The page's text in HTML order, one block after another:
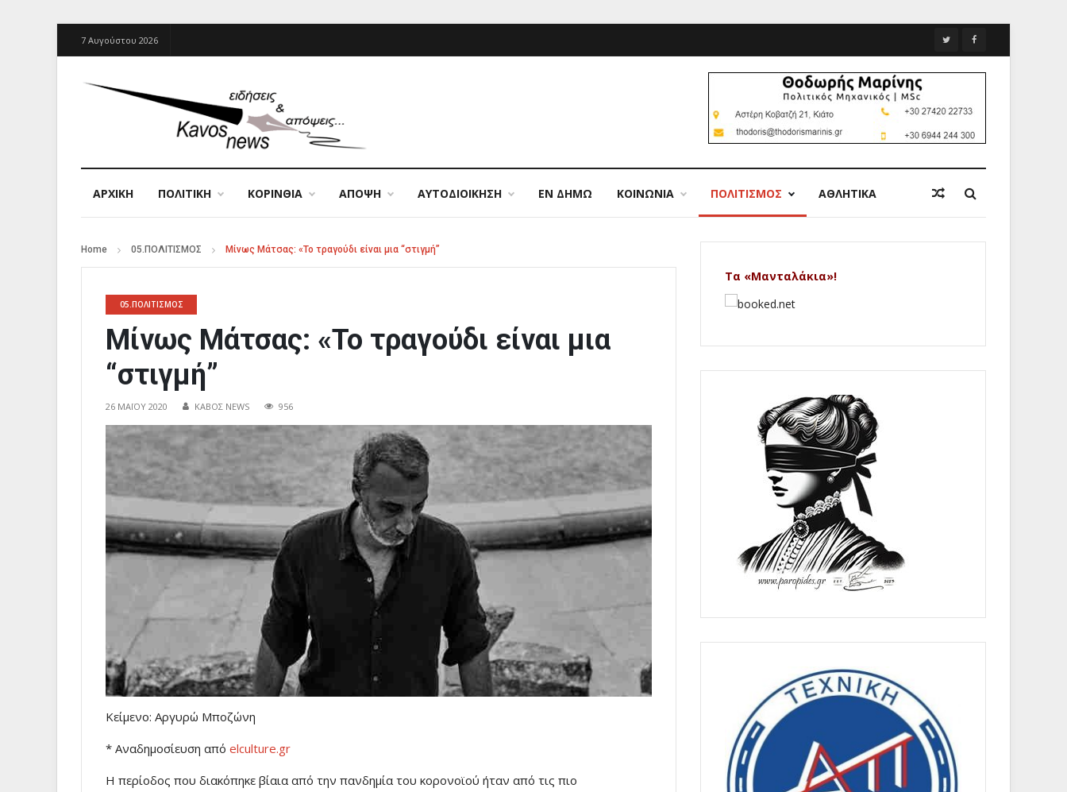
7 Αυγούστου 2026
ΑΡΧΙΚΉ ΠΟΛΙΤΙΚΗ ΚΟΡΙΝΘΙΑ ΑΠΟΨΗ ΑΥΤΟΔΙΟΙΚΗΣΗ ΕΝ ΔΗΜΩ ΚΟΙΝΩΝΙΑ ΠΟΛΙΤΙΣΜΟΣ ΑΘΛΗΤΙΚΑ
Home 05.ΠΟΛΙΤΙΣΜΟΣ Μίνως Μάτσας: «Το τραγούδι είναι μια “στιγμή”
05.ΠΟΛΙΤΙΣΜΟΣ
Μίνως Μάτσας: «Το τραγούδι είναι μια
“στιγμή”
26 ΜΑΪ́ΟΥ 2020 ΚΑΒΟΣ NEWS 956
Κείμενο: Αργυρώ Μποζώνη
* Αναδημοσίευση από elculture.gr
Η περίοδος που διακόπηκε βίαια από την πανδημία του κορονοϊού ήταν από τις πιο
Τα «Μανταλάκια»!